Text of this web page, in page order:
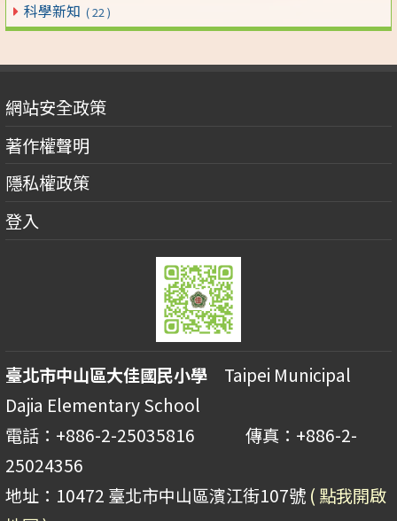
科學新知 ( 22 )
網站安全政策
著作權聲明
隱私權政策
登入
臺北市中山區大佳國民小學 Taipei Municipal
Dajia Elementary School
電話：+886-2-25035816 傳真：+886-2-
25024356
地址：10472 臺北市中山區濱江街107號 ( 點我開啟